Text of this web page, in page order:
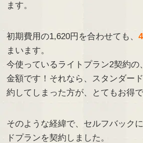
ます。
初期費用の1,620円を合わせても、
まいます。
今使っているライトプラン2契約の
金額です！それなら、スタンダー
約してしまった方が、とてもお得で
そのような経緯で、セルフバック
ドプランを契約しました。